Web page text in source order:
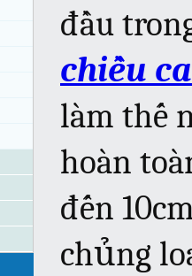
đầu
chiều
làm thế
hoàn
đến
chủng